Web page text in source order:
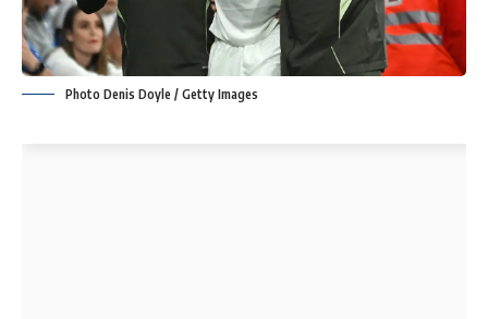
Photo Denis Doyle / Getty Images